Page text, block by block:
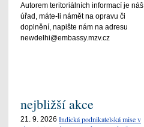
Autorem teritoriálních informací je náš
úřad, máte-li námět na opravu či
doplnění, napište nám na adresu
newdelhi@embassy.mzv.cz
nejbližší akce
21. 9. 2026 Indická podnikatelská mise v